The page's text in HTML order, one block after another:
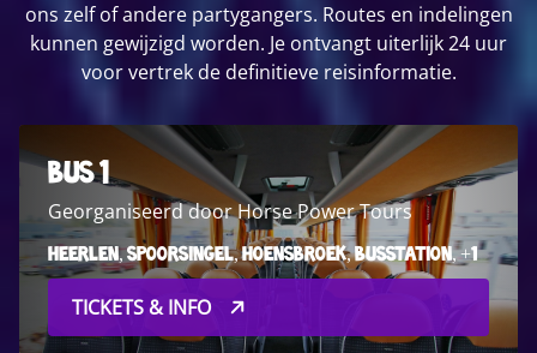
ons zelf of andere partygangers. Routes en indelingen
kunnen gewijzigd worden. Je ontvangt uiterlijk 24 uur
voor vertrek de definitieve reisinformatie.
Bus 1
Georganiseerd door Horse Power Tours
Heerlen, Spoorsingel, Hoensbroek, Busstation, +1
TICKETS & INFO